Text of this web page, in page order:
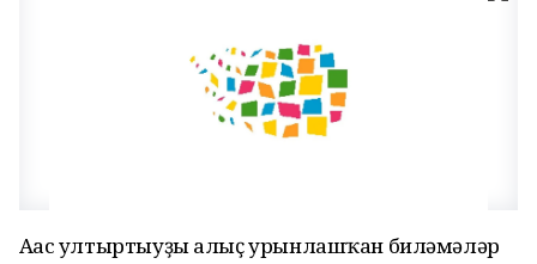
Ағас ултыртыуҙы алыҫ урынлашҡан биләмәләр